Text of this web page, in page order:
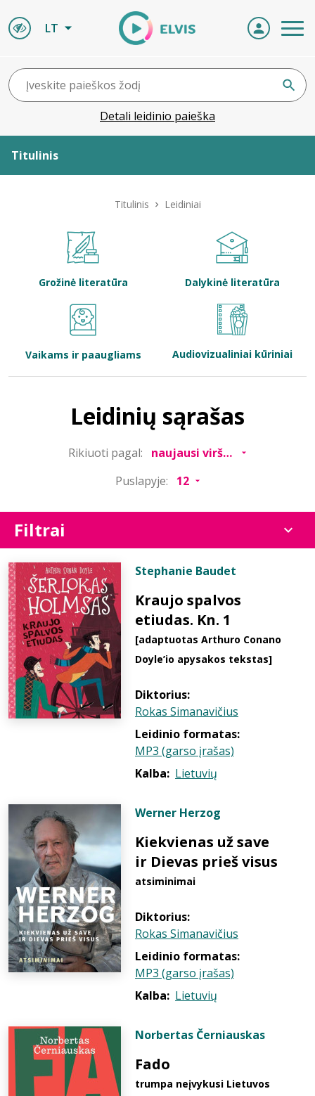
LT
Detali leidinio paieška
Titulinis
Bibliotekoms
Titulinis Leidiniai
Grožinė literatūra Dalykinė literatūra
Vaikams ir paaugliams Audiovizualiniai kūriniai
Leidinių sąrašas
Rikiuoti pagal:
Puslapyje:
Filtrai
Stephanie Baudet
Kraujo spalvos
etiudas. Kn. 1
[adaptuotas Arthuro Conano
Doyle’io apysakos tekstas]
Diktorius:
Rokas Simanavičius
Leidinio formatas:
MP3 (garso įrašas)
Kalba: Lietuvių
Werner Herzog
Kiekvienas už save
ir Dievas prieš visus
atsiminimai
Diktorius:
Rokas Simanavičius
Leidinio formatas:
MP3 (garso įrašas)
Kalba: Lietuvių
Norbertas Černiauskas
Fado
trumpa neįvykusi Lietuvos